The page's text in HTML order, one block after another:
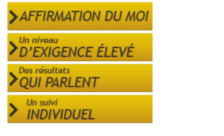
info pratiques
INTRANET IDELCA
L’ACTU
CONTACT
Nous localiser